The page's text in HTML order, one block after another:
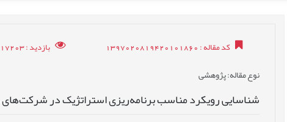
کد مقاله: 1397020819420101860 بازدید: 17203
نوع مقاله: پژوهشی
شناسایی رویکرد مناسب برنامه‌ریزی استراتژیک در